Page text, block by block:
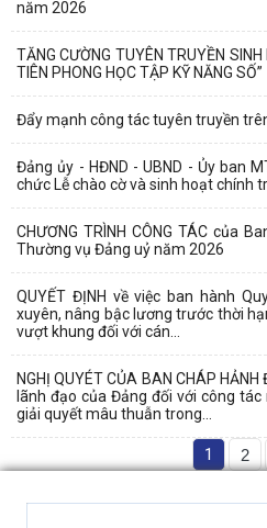
năm 2026
TĂNG CƯỜNG TUYÊN TRUYỀN
TIÊN PHONG HỌC TẬP KỸ NĂNG SỐ”
Đẩy mạnh công tác tuyên truyền
Đảng ủy - HĐND - UBND - Ủy ban
chức Lễ chào cờ và sinh hoạt chính
CHƯƠNG TRÌNH CÔNG TÁC của
Thường vụ Đảng uỷ năm 2026
QUYẾT ĐỊNH về việc ban hành
xuyên, nâng bậc lương trước thời
vượt khung đối với cán...
NGHỊ QUYÉT CỦA BAN CHÁP
lãnh đạo của Đảng đối với công
giải quyết mâu thuẫn trong...
1 2